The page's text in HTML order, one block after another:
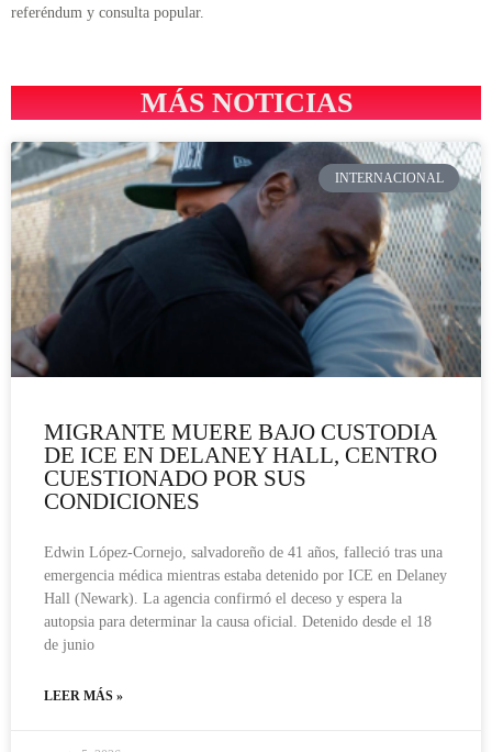
referéndum y consulta popular.
MÁS NOTICIAS
INTERNACIONAL
MIGRANTE MUERE BAJO CUSTODIA
DE ICE EN DELANEY HALL, CENTRO
CUESTIONADO POR SUS
CONDICIONES
Edwin López-Cornejo, salvadoreño de 41 años, falleció tras una
emergencia médica mientras estaba detenido por ICE en Delaney
Hall (Newark). La agencia confirmó el deceso y espera la
autopsia para determinar la causa oficial. Detenido desde el 18
de junio
LEER MÁS »